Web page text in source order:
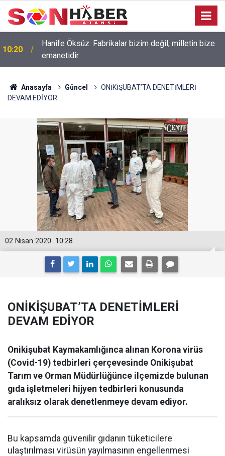
10:20
Hanife Öksüz: Fabrikalar bizim değil, milletin bize
emanetidir
Anasayfa Güncel
ONİKİŞUBAT’TA DENETİMLERİ
DEVAM EDİYOR
10:28
02 Nisan 2020
ONİKİŞUBAT’TA DENETİMLERİ
DEVAM EDİYOR
Onikişubat Kaymakamlığınca alınan Korona virüs
(Covid-19) tedbirleri çerçevesinde Onikişubat
Tarım ve Orman Müdürlüğünce ilçemizde bulunan
gıda işletmeleri hijyen tedbirleri konusunda
aralıksız olarak denetlenmeye devam ediyor.
Bu kapsamda güvenilir gıdanın tüketicilere
ulaştırılması virüsün yayılmasının engellenmesi